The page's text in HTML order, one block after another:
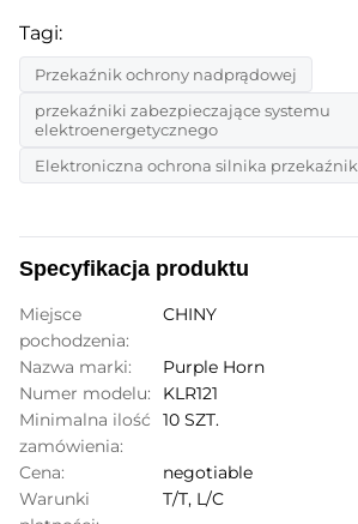
Tagi:
Przekaźnik ochrony nadprądowej
przekaźniki zabezpieczające systemu
elektroenergetycznego
Elektroniczna ochrona silnika przekaźnik
Specyfikacja produktu
Miejsce
pochodzenia:
CHINY
Nazwa marki:
Purple Horn
Numer modelu:
KLR121
Minimalna ilość
zamówienia:
10 SZT.
Cena:
negotiable
Warunki
T/T, L/C